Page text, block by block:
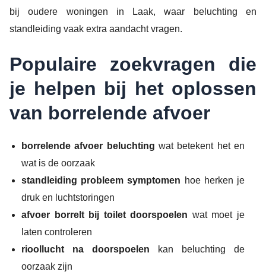
bij oudere woningen in Laak, waar beluchting en
standleiding vaak extra aandacht vragen.
Populaire zoekvragen die
je helpen bij het oplossen
van borrelende afvoer
borrelende afvoer beluchting wat betekent het en
wat is de oorzaak
standleiding probleem symptomen hoe herken je
druk en luchtstoringen
afvoer borrelt bij toilet doorspoelen wat moet je
laten controleren
rioollucht na doorspoelen kan beluchting de
oorzaak zijn